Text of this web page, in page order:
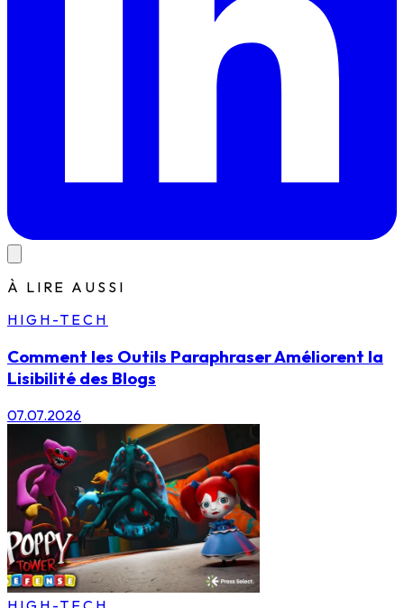
À LIRE AUSSI
HIGH-TECH
Comment les Outils Paraphraser Améliorent la
Lisibilité des Blogs
07.07.2026